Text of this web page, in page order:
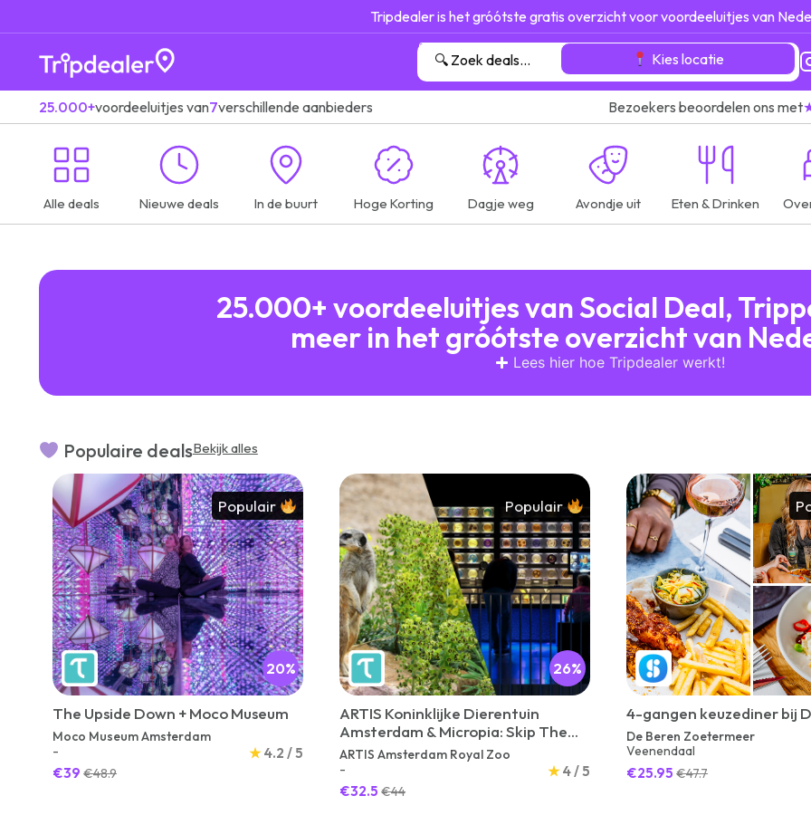
Tripdealer is het gróótste gratis overzicht voor voordeeluitjes van
Kies locatie
25.000+voordeeluitjes van7verschillende aanbieders Bezoekers beoordelen ons met
Alle deals Nieuwe deals In de buurt Hoge Korting Dagje weg Avondje uit Eten & Drinken
25.000+ voordeeluitjes van Social Deal,
meer in het gróótste overzicht van
Lees hier hoe Tripdealer werkt!
Populaire dealsBekijk alles
Populair
20%
The Upside Down + Moco Museum
Moco Museum Amsterdam
-
★ 4.2 / 5
€39€48.9
Populair
26%
ARTIS Koninklijke Dierentuin
Amsterdam & Micropia: Skip The
Line Entree Ticket
ARTIS Amsterdam Royal Zoo
-
★ 4 / 5
€32.5€44
4-gangen keuzediner bij
De Beren Zoetermeer
Veenendaal
€25.95€47.7